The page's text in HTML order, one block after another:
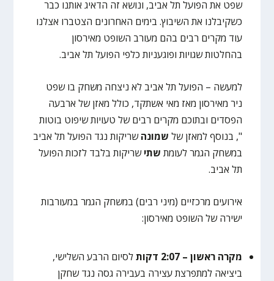
שפט את הפועל תל אביב, ונושא זה הדאיג אותנו כבר
כשקיבלנו את השיבוץ. בימים האחרונים הצטברו אצלנו
עוד מקרים רבים בהם מעורב השופט מאירסון
בהחלטות שגויות ופוגעניות כלפי הפועל תל אביב.
למעשה – הפועל תל אביב לא ניצחה משחק בו שפט
ניר מאירסון מאז מאי אשתקד, כולל מאזן של ארבעה
הפסדים ובתוכם מקרים רבים של טעויות שיפוט בוטות
", בנוסף למאזן של שמונהשריקות נגד הפועל תל אביב
במשחק הגמר לעומת שתישריקות בלבד לזכות הפועל
תל אביב.
אירועים מרכזיים (מיני רבים) במשחק הגמר במעורבות
ישירה של השופט מאירסון:
מקרה ראשון – 2:07 דקות
לסיום הרבע השלישי,
ביציאה למתפרצת עצירה בעבירה גסה נגד שחקן